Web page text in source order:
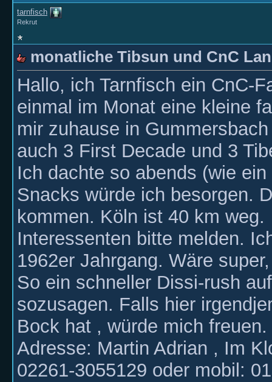
tarnfisch
Rekrut
monatliche Tibsun und CnC
Hallo, ich Tarnfisch ein CnC-
einmal im Monat eine kleine
mir zuhause in
auch 3 First Decade und 3
Ich dachte so abends (wie
Snacks würde ich besorgen.
kommen. Köln ist 40 km weg.
Interessenten bitte melden.
1962er Jahrgang. Wäre
So ein schneller Dissi-rush
sozusagen. Falls hier
Bock hat , würde mich
Adresse: Martin Adrian , Im
02261-3055129 oder mobil: